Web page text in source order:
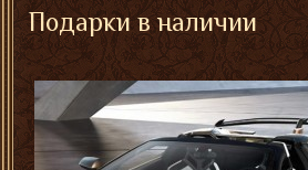
Подарки в наличии